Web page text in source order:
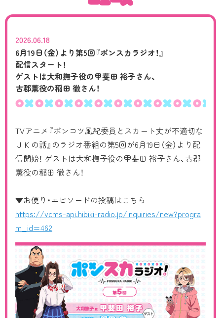
STORY
STAFF
CAST
CHARACTER
MUSIC
COMIC
MOVIE
RADIO
2026.06.18
6月19日（金）より第5回『ポンスカラジオ！』
配信スタート！
ゲストは大和撫子役の甲斐田 裕子さん、
古郡薫役の稲田 徹さん！
TVアニメ『ポンコツ風紀委員とスカート丈が不適切な
ＪＫの話』のラジオ番組の第5回が6月19日（金）より配
信開始！ ゲストは大和撫子役の甲斐田 裕子さん、古郡
薫役の稲田 徹さん！
▼お便り・エピソードの投稿はこちら
https://vcms-api.hibiki-radio.jp/inquiries/new?progra
m_id=462